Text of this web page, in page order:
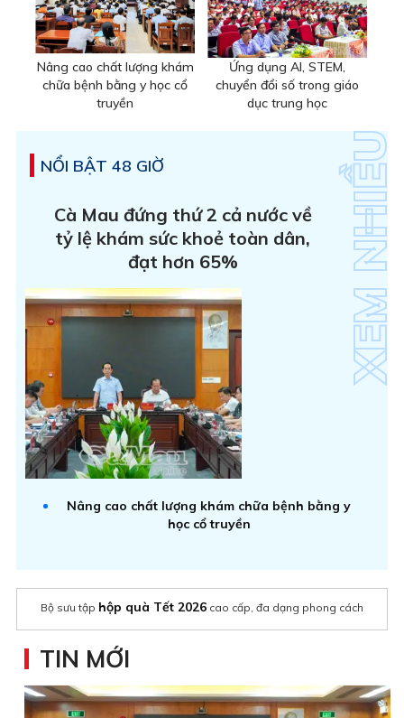
Nâng cao chất lượng khám
chữa bệnh bằng y học cổ
truyền
Ứng dụng AI, STEM,
chuyển đổi số trong giáo
dục trung học
NỔI BẬT 48 GIỜ
Cà Mau đứng thứ 2 cả nước về
tỷ lệ khám sức khoẻ toàn dân,
đạt hơn 65%
Nâng cao chất lượng khám chữa bệnh bằng y
học cổ truyền
Bộ sưu tập hộp quà Tết 2026 cao cấp, đa dạng phong cách
TIN MỚI